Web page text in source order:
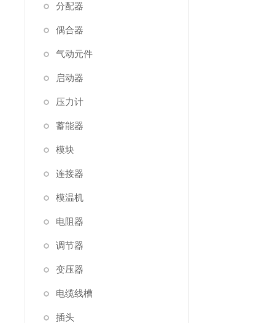
分配器
偶合器
气动元件
启动器
压力计
蓄能器
模块
连接器
模温机
电阻器
调节器
变压器
电缆线槽
插头